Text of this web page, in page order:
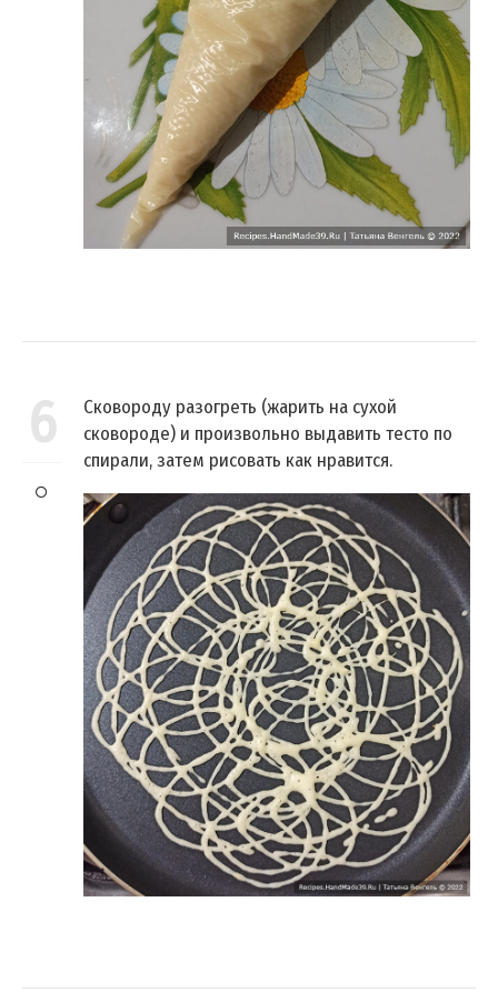
6
Сковороду разогреть (жарить на сухой
сковороде) и произвольно выдавить тесто по
спирали, затем рисовать как нравится.